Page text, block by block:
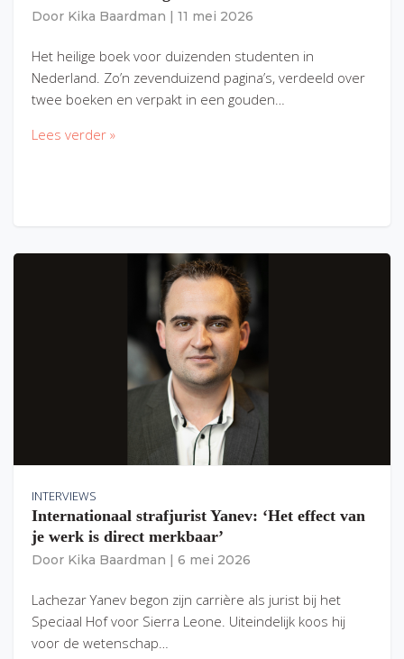
Door Kika Baardman 11 mei 2026
Het heilige boek voor duizenden studenten in
Nederland. Zo’n zevenduizend pagina’s, verdeeld over
twee boeken en verpakt in een gouden…
Lees verder »
INTERVIEWS
Internationaal strafjurist Yanev: ‘Het effect van
je werk is direct merkbaar’
Door Kika Baardman 6 mei 2026
Lachezar Yanev begon zijn carrière als jurist bij het
Speciaal Hof voor Sierra Leone. Uiteindelijk koos hij
voor de wetenschap…